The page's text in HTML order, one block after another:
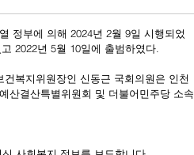
2022년 5월 10일에 출범하였다.
복지위원장인 신동근 국회의원은 인천
산결산특별위원회 및 더불어민주당 소속